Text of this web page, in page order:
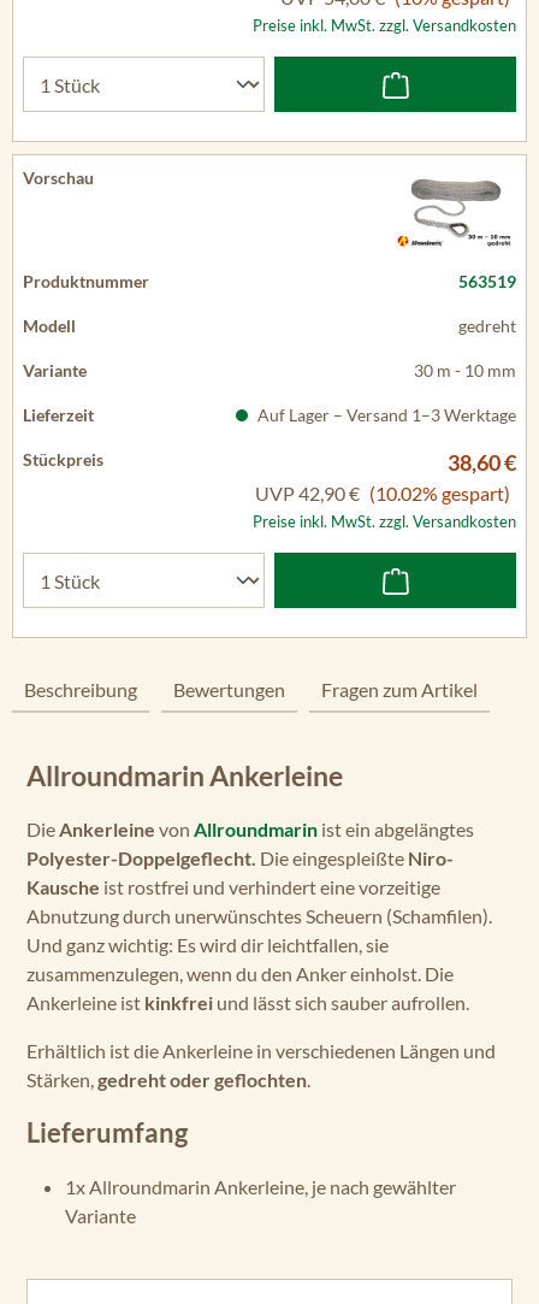
Preise inkl. MwSt. zzgl. Versandkosten
563519
gedreht
30 m - 10 mm
Auf Lager – Versand 1–3 Werktage
38,60 €
UVP42,90 € (10.02% gespart)
Preise inkl. MwSt. zzgl. Versandkosten
Beschreibung Bewertungen Fragen zum Artikel
Allroundmarin Ankerleine
DieAnkerleine von Allroundmarin ist ein abgelängtes
Polyester-Doppelgeflecht. Die eingespleißte Niro-
Kausche ist rostfrei und verhindert eine vorzeitige
Abnutzung durch unerwünschtes Scheuern (Schamfilen).
Und ganz wichtig: Es wird dir leichtfallen, sie
zusammenzulegen, wenn du den Anker einholst. Die
Ankerleine ist kinkfrei und lässt sich sauber aufrollen.
Erhältlich ist die Ankerleine in verschiedenen Längen und
Stärken,gedreht oder geflochten.
Lieferumfang
1x Allroundmarin Ankerleine, je nach gewählter
Variante